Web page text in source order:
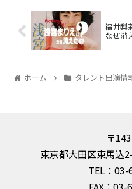
福井梨
なぜ消
ホーム タレント出演情
〒
東京都大田区東馬込
TEL：